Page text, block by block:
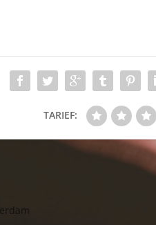
TARIEF: